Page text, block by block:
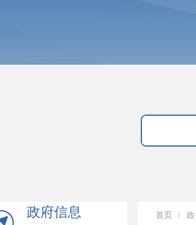
政府信息
首页 /